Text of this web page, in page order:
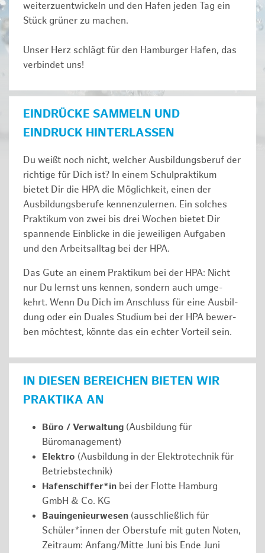
weiterzuentwickeln und den Hafen jeden Tag ein
Stück grüner zu machen.
Unser Herz schlägt für den Hamburger Hafen, das
verbindet uns!
EINDRÜCKE SAMMELN UND
EINDRUCK HINTERLASSEN
Du weißt noch nicht, welcher Ausbildungsberuf der
richtige für Dich ist? In einem Schulpraktikum
bietet Dir die HPA die Möglichkeit, einen der
Ausbildungsberufe kennenzulernen. Ein solches
Prak­ti­kum von zwei bis drei Wochen bie­tet Dir
span­nen­de Ein­bli­cke in die jeweiligen Aufgaben
und den Ar­beits­all­tag bei der HPA.
Das Gute an einem Praktikum bei der HPA: Nicht
nur Du lernst uns ken­nen, son­dern auch um­ge­
kehrt. Wenn Du Dich im An­schluss für eine Aus­bil­
dung oder ein Duales Studium bei der HPA be­wer­
ben möch­test, könnte das ein ech­ter Vor­teil sein.
IN DIESEN BEREICHEN BIETEN WIR
PRAKTIKA AN
Büro / Verwaltung (Ausbildung für
Büromanagement)
Elektro (Ausbildung in der Elektrotechnik für
Betriebstechnik)
Hafenschiffer*in bei der Flotte Hamburg
GmbH & Co. KG
Bauingenieurwesen (ausschließlich für
Schüler*innen der Oberstufe mit guten Noten,
Zeitraum: Anfang/Mitte Juni bis Ende Juni